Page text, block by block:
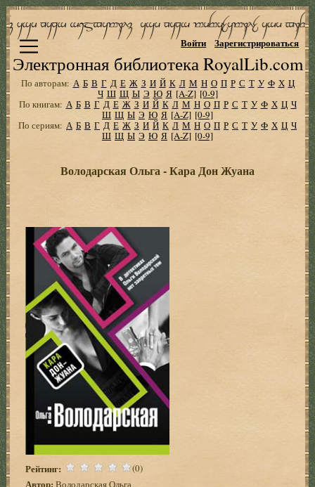
Электронная библиотека RoyalLib.com
Войти Зарегистрироваться
По авторам: А Б В Г Д Е Ж З И Й К Л М Н О П Р С Т У Ф Х Ц
Ч Ш Щ Ы Э Ю Я [A-Z] [0-9]
По книгам: А Б В Г Д Е Ж З И Й К Л М Н О П Р С Т У Ф Х Ц Ч
Ш Щ Ы Э Ю Я [A-Z] [0-9]
По сериям: А Б В Г Д Е Ж З И Й К Л М Н О П Р С Т У Ф Х Ц Ч
Ш Щ Ы Э Ю Я [A-Z] [0-9]
Володарская Ольга - Кара Дон Жуана
Рейтинг: (0)
Автор: Володарская Ольга